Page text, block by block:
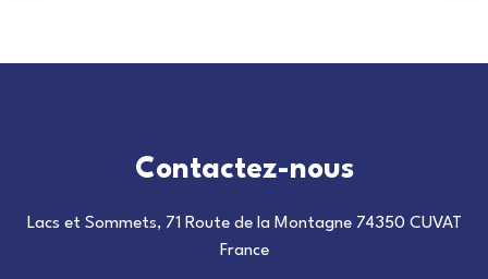
Contactez-nous
Lacs et Sommets, 71 Route de la Montagne 74350 CUVAT
France